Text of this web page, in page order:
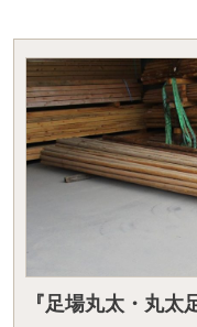
『足場丸太・丸太